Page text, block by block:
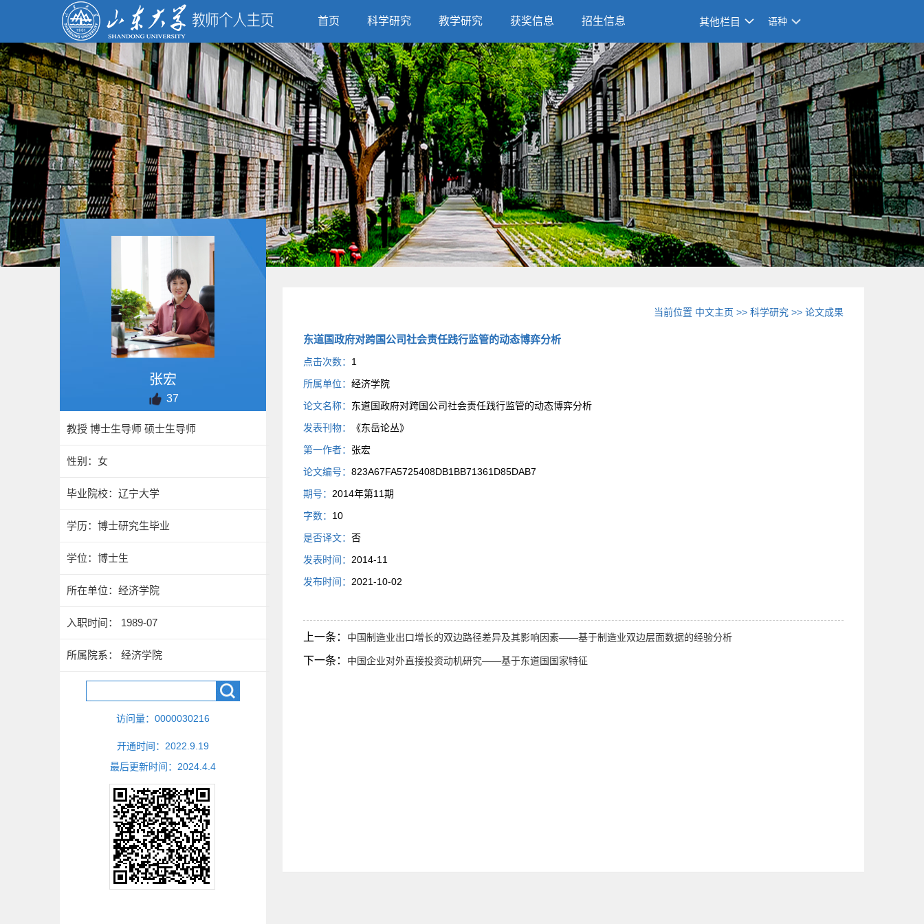
首页 科学研究 教学研究 获奖信息 招生信息 其他栏目 语种
张宏
37
教授 博士生导师 硕士生导师
性别：女
毕业院校：辽宁大学
学历：博士研究生毕业
学位：博士生
所在单位：经济学院
入职时间： 1989-07
所属院系： 经济学院
访问量： 0000030216
开通时间： 2022 9 19
最后更新时间： 2024 4 4
当前位置 中文主页 >>科学研究 >>论文成果
东道国政府对跨国公司社会责任践行监管的动态博弈分析
点击次数： 1
所属单位： 经济学院
论文名称： 东道国政府对跨国公司社会责任践行监管的动态博弈分析
发表刊物：
《东岳论丛》
第一作者： 张宏
论文编号： 823A67FA5725408DB1BB71361D85DAB7
期号： 2014年第11期
字数： 10
是否译文： 否
发表时间： 2014-11
发布时间： 2021-10-02
上一条： 中国制造业出口增长的双边路径差异及其影响因素——基于制造业双边层面数据的经验分析
下一条： 中国企业对外直接投资动机研究——基于东道国国家特征